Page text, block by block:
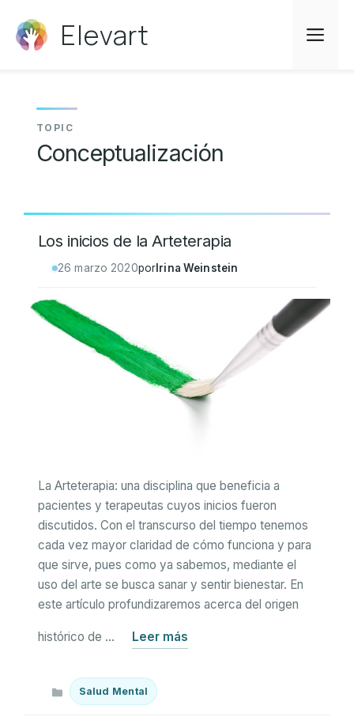
contenido Elevart
Conceptualización
Los inicios de la Arteterapia
26 marzo 2020por Irina Weinstein
La Arteterapia: una disciplina que beneficia a
pacientes y terapeutas cuyos inicios fueron
discutidos. Con el transcurso del tiempo tenemos
cada vez mayor claridad de cómo funciona y para
que sirve, pues como ya sabemos, mediante el
uso del arte se busca sanar y sentir bienestar. En
este artículo profundizaremos acerca del origen
histórico de … Leer más
Categorías
Salud Mental